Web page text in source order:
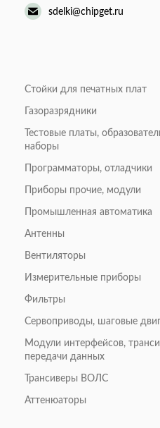
sdelki@chipget.ru
Стойки для печатных плат
Газоразрядники
Тестовые платы,
наборы
Программаторы, отладчики
Приборы прочие, модули
Промышленная автоматика
Антенны
Вентиляторы
Измерительные приборы
Фильтры
Сервоприводы, шаговые
Модули интерфейсов,
передачи данных
Трансиверы ВОЛС
Аттенюаторы